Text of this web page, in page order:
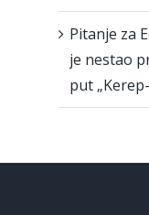
Pitanje za
je nestao
put